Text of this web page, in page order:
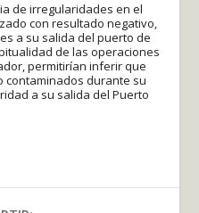
de irregularidades en el
con resultado negativo,
a su salida del puerto de
de las operaciones
permitirían inferir que
contaminados durante su
a su salida del Puerto